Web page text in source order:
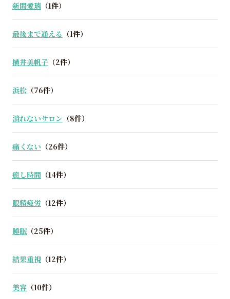
新間愛璃 （1件）
最後まで通える （1件）
横井美帆子 （2件）
浜松 （76件）
潰れないサロン （8件）
痛くない （26件）
癒し時間 （14件）
眼精疲労 （12件）
睡眠（25件）
結果重視 （12件）
美容 （10件）